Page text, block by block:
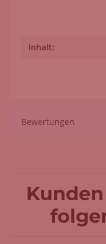
Produkteigenschaft
Wert
Inhalt:
Bewertungen